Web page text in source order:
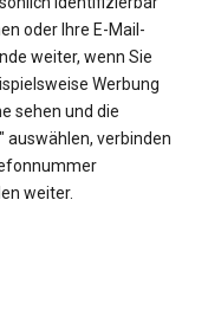
oder Ihre E-Mail-
weiter, wenn Sie
Werbung
sehen und die
verbinden
weiter.